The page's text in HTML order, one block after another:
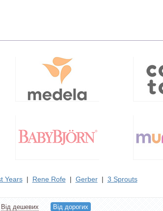
Years| Rene Rofe| Gerber| 3 Sprouts
Від дешевих Від дорогих